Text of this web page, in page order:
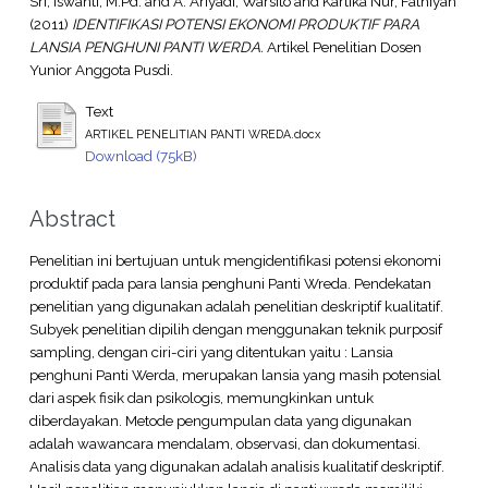
(2011) IDENTIFIKASI POTENSI EKONOMI PRODUKTIF PARA
LANSIA PENGHUNI PANTI WERDA. Artikel Penelitian Dosen
Yunior Anggota Pusdi.
Text
ARTIKEL PENELITIAN PANTI WREDA.docx
Download (75kB)
Abstract
Penelitian ini bertujuan untuk mengidentifikasi potensi ekonomi
produktif pada para lansia penghuni Panti Wreda. Pendekatan
penelitian yang digunakan adalah penelitian deskriptif kualitatif.
Subyek penelitian dipilih dengan menggunakan teknik purposif
sampling, dengan ciri-ciri yang ditentukan yaitu : Lansia
penghuni Panti Werda, merupakan lansia yang masih potensial
dari aspek fisik dan psikologis, memungkinkan untuk
diberdayakan. Metode pengumpulan data yang digunakan
adalah wawancara mendalam, observasi, dan dokumentasi.
Analisis data yang digunakan adalah analisis kualitatif deskriptif.